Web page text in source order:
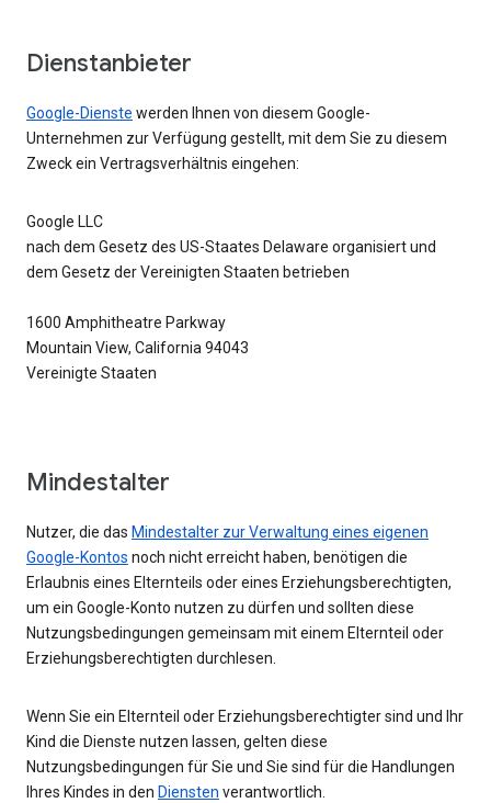
Dienstanbieter
Google-Dienste werden Ihnen von diesem Google-
Unternehmen zur Verfügung gestellt, mit dem Sie zu diesem
Zweck ein Vertragsverhältnis eingehen:
Google LLC
nach dem Gesetz des US-Staates Delaware organisiert und
dem Gesetz der Vereinigten Staaten betrieben
1600 Amphitheatre Parkway
Mountain View, California 94043
Vereinigte Staaten
Mindestalter
Nutzer, die das Mindestalter zur Verwaltung eines eigenen
Google-Kontos noch nicht erreicht haben, benötigen die
Erlaubnis eines Elternteils oder eines Erziehungsberechtigten,
um ein Google-Konto nutzen zu dürfen und sollten diese
Nutzungsbedingungen gemeinsam mit einem Elternteil oder
Erziehungsberechtigten durchlesen.
Wenn Sie ein Elternteil oder Erziehungsberechtigter sind und Ihr
Kind die Dienste nutzen lassen, gelten diese
Nutzungsbedingungen für Sie und Sie sind für die Handlungen
Ihres Kindes in den Diensten verantwortlich.